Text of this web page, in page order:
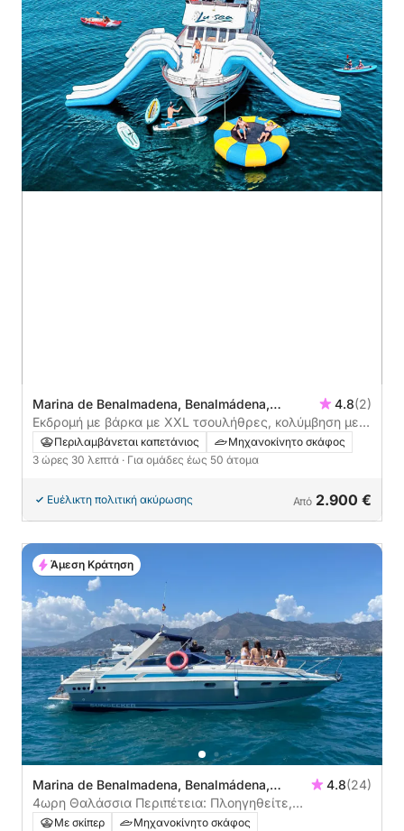
Marina de Benalmadena, Benalmádena,
Ισπανία
4.8(2)
Εκδρομή με βάρκα με XXL τσουλήθρες, κολύμβηση με
αναπνευστήρα, δραστηριότητες, μεσημεριανό γεύμα
και παραλαβή
Περιλαμβάνεται καπετάνιος
Μηχανοκίνητο σκάφος
3 ώρες 30 λεπτά · Για ομάδες έως 50 άτομα
Ευέλικτη πολιτική ακύρωσης Από 2.900 €
Marina de Benalmadena, Benalmádena,
Ισπανία
4.8(24)
4ωρη Θαλάσσια Περιπέτεια: Πλοηγηθείτε,
εξερευνήστε και απολαύστε χωρίς βιασύνη
Με σκίπερ
Μηχανοκίνητο σκάφος
Άμεση Κράτηση